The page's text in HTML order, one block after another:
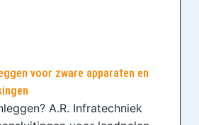
voor zware apparaten en
A.R. Infratechniek